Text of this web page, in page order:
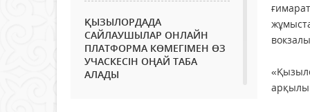
ҚЫЗЫЛОРДАДА
САЙЛАУШЫЛАР ОНЛАЙН
ПЛАТФОРМА КӨМЕГІМЕН ӨЗ
УЧАСКЕСІН ОҢАЙ ТАБА
АЛАДЫ
арқылы